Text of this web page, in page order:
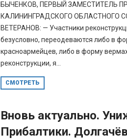
БЫЧЕНКОВ, ПЕРВЫЙ ЗАМЕСТИТЕЛЬ
КАЛИНИНГРАДСКОГО ОБЛАСТНОГО
ВЕТЕРАНОВ: — Участники
безусловно, переодеваются либо в
красноармейцев, либо в форму
реконструкции, я...
СМОТРЕТЬ
Вновь актуально.
Прибалтики.